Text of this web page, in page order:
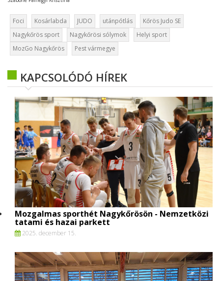
Foci Kosárlabda JUDO utánpótlás
Kőrös Judo SE
Nagykőrös sport
Nagykőrösi sólymok
Helyi sport
MozGo Nagykőrös
Pest vármegye
KAPCSOLÓDÓ HÍREK
Mozgalmas sporthét Nagykőrösön - Nemzetközi
tatami és hazai parkett
2025. december 15.